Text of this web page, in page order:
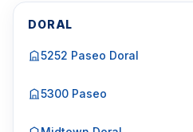
DORAL
5252 Paseo Doral
5300 Paseo